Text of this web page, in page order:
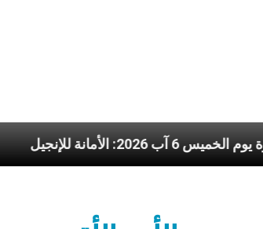
عناوين نشرة يوم الخميس 6 آب 2026: الأمانة للإنجيل